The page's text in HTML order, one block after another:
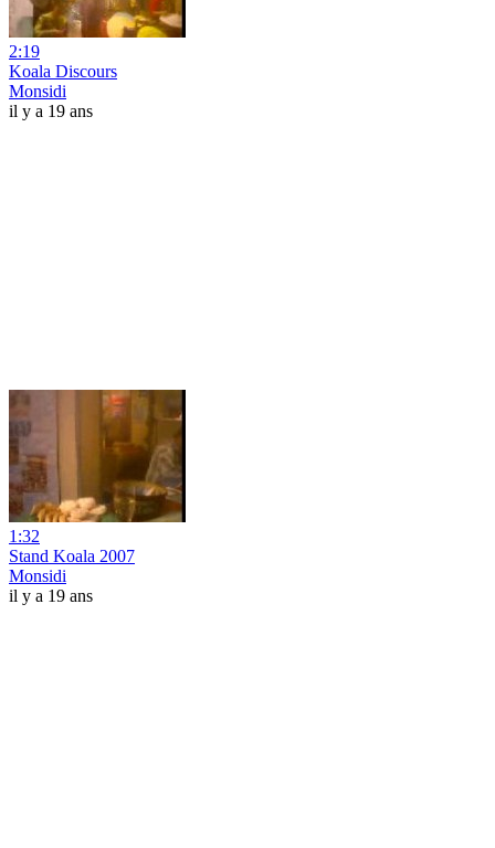
2:19
Koala Discours
Monsidi
il y a 19 ans
1:32
Stand Koala 2007
Monsidi
il y a 19 ans